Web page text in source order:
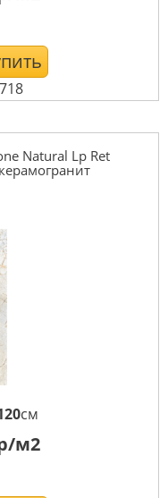
Natural Lp Ret
см
м2